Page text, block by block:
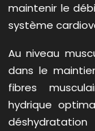
maintenir le
système
Au niveau
dans le
fibres
hydrique